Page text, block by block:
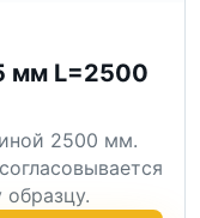
мм L=2500
2500 мм.